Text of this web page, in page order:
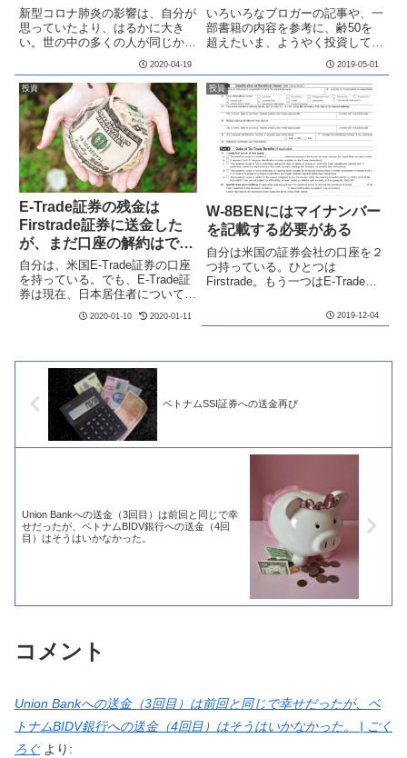
新型コロナ肺炎の影響は、自分が
思っていたより、はるかに大き
い。世の中の多くの人が同じかも
を得ている人はいて、肝っ玉が据
わっているなと、感服している。
一時暴落した株価も、ここにきて
少し持ち直しているように見える
が...
2020-04-19
いろいろなブロガーの記事や、一
部書籍の内容を参考に、齢50を
超えたいま、ようやく投資してい
はや手遅れかもしれませんが、や
らないより少しでも実行して、少
しでもましなこれからの生活につ
なげたいと思っている。もっと
若...
2019-05-01
投資
E-Trade証券の残金は
Firstrade証券に送金した
が、まだ口座の解約はでき
ていない
自分は、米国E-Trade証券の口座
を持っている。でも、E-Trade証
券は現在、日本居住者についての
い。さらに、日本居住者の口座保
に住んでいるので、...
2020-01-10 2020-01-11
投資
W-8BENにはマイナンバー
を記載する必要がある
自分は米国の証券会社の口座を２
つ持っている。ひとつは
Firstrade。もう一つはE-Trade
人が米国非居住者であっても口座
の開設ができた時期に、作ってお
2019-12-04
ベトナムSSI証券への送金再び
Union Bankへの送金（3回目）は前回と同じで幸
せだったが、ベトナムBIDV銀行への送金（4回
目）はそうはいかなかった。
コメント
Union Bankへの送金（3回目）は前回と同じで幸せだったが、ベ
トナムBIDV銀行への送金（4回目）はそうはいかなかった。 | ごく
ろぐ より: